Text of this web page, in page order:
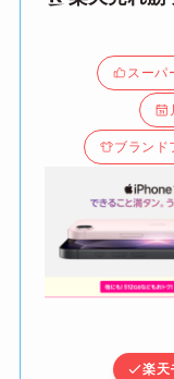
スーパ
ブランド
楽天